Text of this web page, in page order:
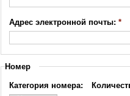
Адрес электронной почты: *
Номер
Категория номера: